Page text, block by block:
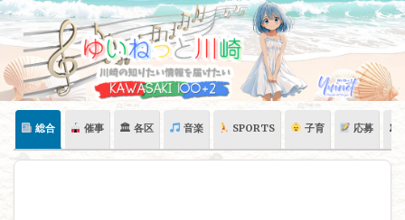
Skip
content
総合 催事 🏛 各区 音楽 SPORTS 子育 応募 🏛